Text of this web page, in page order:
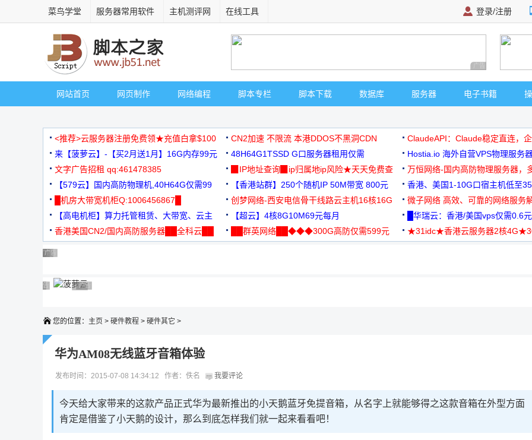
菜鸟学堂 服务器常用软件 主机测评网 在线工具 登录/注册
广告 商业广告，理
网站首页 网页制作 网络编程 脚本专栏 脚本下载 数据库 服务器 电子书籍
<推荐>云服务器注册免费领★充值白拿$100 CN2加速 不限流 本港DDOS不黑洞CDN
ClaudeAPI：Claude稳定直连，
来【菠萝云】-【买2月送1月】16G内存99元
48H64G1TSSD G口服务器租用仅需
3000+可免费测试
Hostia.io 海外自营VPS物理服务
文字广告招租 qq:461478385
▉IP地址查询▉ip归属地ip风险★天天免费查
万恒网络-国内高防物理服务器，
99元/月起
【579云】国内高防物理机,40H64G仅需99
元
【香港站群】250个随机IP 50M带宽 800元
香港、美国1-10G口宿主机低至
█机房大带宽机柜Q:1006456867█
创梦网络-西安电信骨干线路云主机16核16G
88元/月
微子网络 高效、可靠的网络服务
【高电机柜】算力托管租赁、大带宽、云主
机
【超云】4核8G10M69元每月
█华瑞云：香港/美国vps仅需0.6
香港美国CN2/国内高防服务器██全科云██
██群英网络██◆◆◆300G高防仅需599元
★31idc★香港云服务器2核
广告 商业广告，理性选择
广告 商业广告，理性选择
广告 商业广告，理性选择
广告 商业广告，理性选择
广告 商业广告，理性选择
广告 商业广告，理性选择
广告 商业广告，理性选择
广告 商业广告，理性选择广告 商业广告，理性选择
广告 商业广告，理性选择
您的位置： 主页 > 硬件教程 > 硬件其它 >
华为AM08无线蓝牙音箱体验
发布时间：2015-07-08 14:34:12 作者：佚名 我要评论
今天给大家带来的这款产品正式华为最新推出的小天鹅蓝牙免提音箱，从名字上就能够得之这款音箱在外型方面
肯定是借鉴了小天鹅的设计，那么到底怎样我们就一起来看看吧！